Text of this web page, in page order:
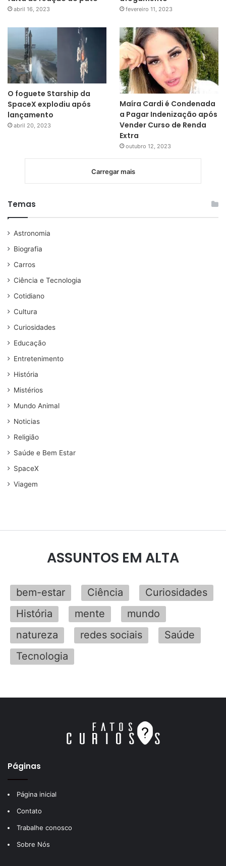
abril 16, 2023 fevereiro 11, 2023
O foguete Starship da
SpaceX explodiu após
lançamento
abril 20, 2023
Maíra Cardi é Condenada
a Pagar Indenização após
Vender Curso de Renda
Extra
outubro 12, 2023
Carregar mais
Temas
Astronomia
Biografia
Carros
Ciência e Tecnologia
Cotidiano
Cultura
Curiosidades
Educação
Entretenimento
História
Mistérios
Mundo Animal
Noticias
Religião
Saúde e Bem Estar
SpaceX
Viagem
ASSUNTOS EM ALTA
bem-estar Ciência
Curiosidades
História
mente
mundo
natureza
redes sociais
Saúde
Tecnologia
Páginas
Página inicial
Contato
Trabalhe conosco
Sobre Nós